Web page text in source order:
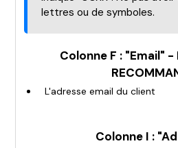
lettres ou de symboles.
Colonne F : "Email" -
L'adresse email du client
Colonne I :